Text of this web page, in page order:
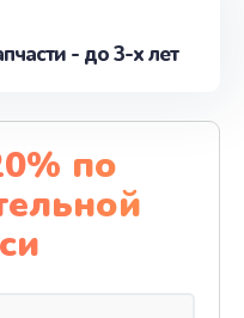
- до 3-х лет
по